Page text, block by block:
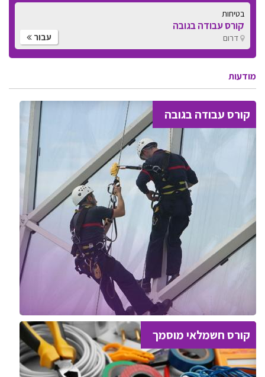
בטיחות
קורס עבודה בגובה
דרום עבור
מודעות
קורס עבודה בגובה
קורס חשמלאי מוסמך